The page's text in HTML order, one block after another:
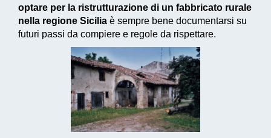
optare per la ristrutturazione di un fabbricato rurale
nella regione Sicilia è sempre bene documentarsi su
futuri passi da compiere e regole da rispettare.